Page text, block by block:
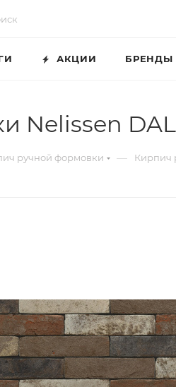
АКЦИИ БРЕНДЫ
Nelissen
ручной формовки — Кирпич